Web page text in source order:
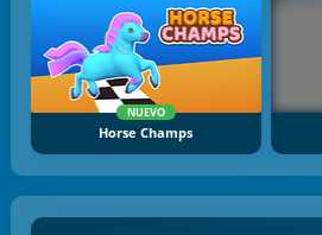
NUEVO
Horse Champs